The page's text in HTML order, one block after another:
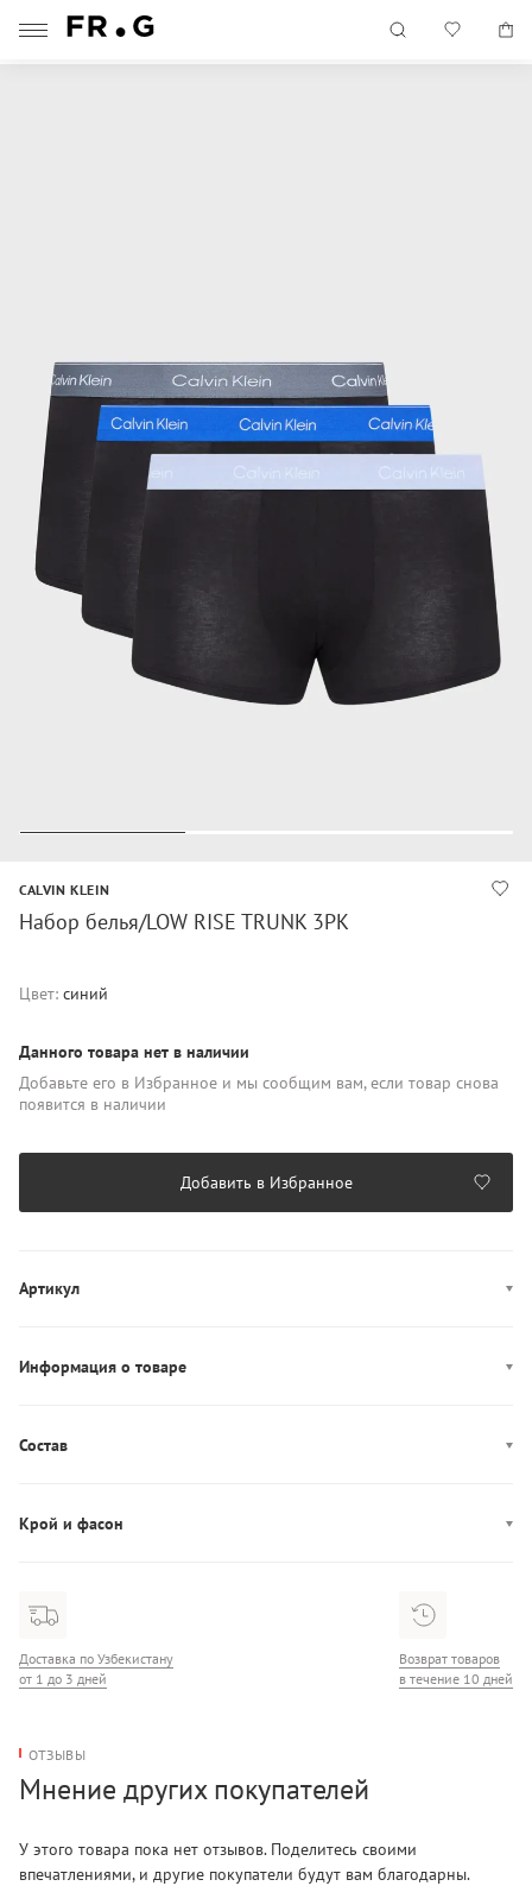
CALVIN KLEIN
Набор белья/LOW RISE TRUNK 3PK
Цвет: синий
Данного товара нет в наличии
Добавьте его в Избранное и мы сообщим вам, если товар снова
появится в наличии
Добавить в Избранное
Артикул
Информация о товаре
Декор: логотип
Состав
Крой и фасон
Доставка по Узбекистану
от 1 до 3 дней
Возврат товаров
в течение 10 дней
ОТЗЫВЫ
Мнение других покупателей
У этого товара пока нет отзывов. Поделитесь своими
впечатлениями, и другие покупатели будут вам благодарны.